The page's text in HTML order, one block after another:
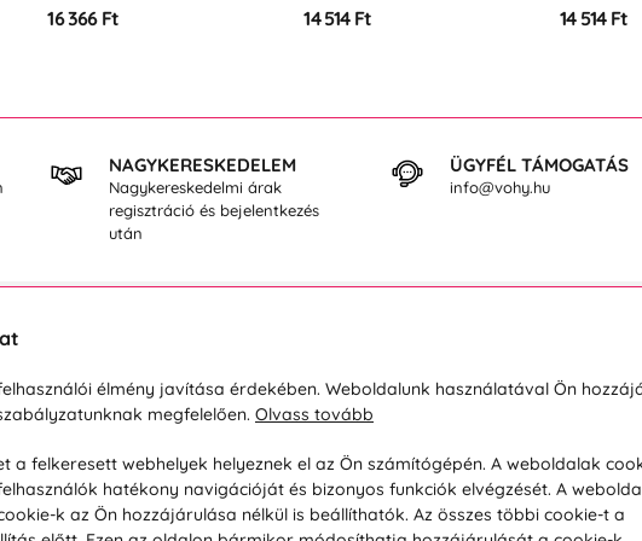
16 366 Ft 14 514 Ft 14 514 Ft
NAGYKERESKEDELEM
Nagykereskedelmi árak
regisztráció és bejelentkezés
után
ÜGYFÉL TÁMOGATÁS
info@vohy.hu
Reklamáció / Áru visszaküldése
Szállítás és fizetés
Üzleti feltételek
Visszaküldési politika
Társaságról
Magánélet
Tanácsadó iroda
élmény javítása érdekében. Weboldalunk használatával Ön
megfelelően. Olvass tovább
a felkeresett webhelyek helyeznek el az Ön számítógépén. A weboldalak
hatékony navigációját és bizonyos funkciók elvégzését. A
k az Ön hozzájárulása nélkül is beállíthatók. Az összes többi cookie-t a